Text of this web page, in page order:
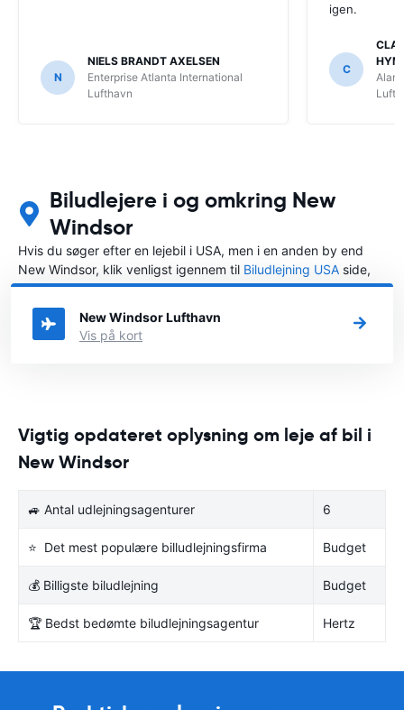
N
NIELS BRANDT AXELSEN
Enterprise Atlanta International
Lufthavn
igen.
C
Biludlejere i og omkring New
Windsor
Hvis du søger efter en lejebil i USA, men i en anden by end
New Windsor, klik venligst igennem til Biludlejning USA side,
hvor du kan vælge, i hvilken by i USA du ønsker at leje en bil.
New Windsor Lufthavn
Vis på kort
Vigtig opdateret oplysning om leje af bil i
New Windsor
🚙 Antal udlejningsagenturer 6
⭐ Det mest populære billudlejningsfirma Budget
💰 Billigste biludlejning Budget
🏆 Bedst bedømte biludlejningsagentur Hertz